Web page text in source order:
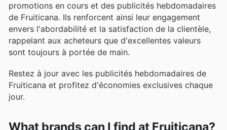
promotions en cours et des publicités hebdomadaires
de Fruiticana. Ils renforcent ainsi leur engagement
envers l'abordabilité et la satisfaction de la clientèle,
rappelant aux acheteurs que d'excellentes valeurs
sont toujours à portée de main.
Restez à jour avec les publicités hebdomadaires de
Fruiticana et profitez d'économies exclusives chaque
jour.
What brands can I find at Fruiticana?